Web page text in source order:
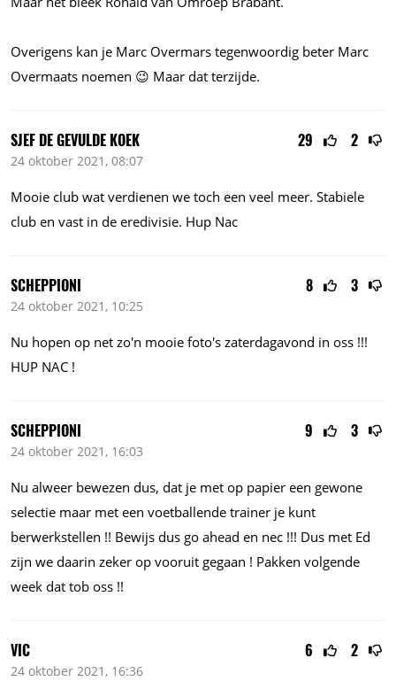
Overigens kan je Marc Overmars tegenwoordig beter Marc
Overmaats noemen 😉 Maar dat terzijde.
29 2
SJEF DE GEVULDE KOEK
24 oktober 2021, 08:07
Mooie club wat verdienen we toch een veel meer. Stabiele
club en vast in de eredivisie. Hup Nac
8 3
SCHEPPIONI
24 oktober 2021, 10:25
Nu hopen op net zo'n mooie foto's zaterdagavond in oss !!!
HUP NAC !
9 3
SCHEPPIONI
24 oktober 2021, 16:03
Nu alweer bewezen dus, dat je met op papier een gewone
selectie maar met een voetballende trainer je kunt
berwerkstellen !! Bewijs dus go ahead en nec !!! Dus met Ed
zijn we daarin zeker op vooruit gegaan ! Pakken volgende
week dat tob oss !!
6 2
VIC
24 oktober 2021, 16:36